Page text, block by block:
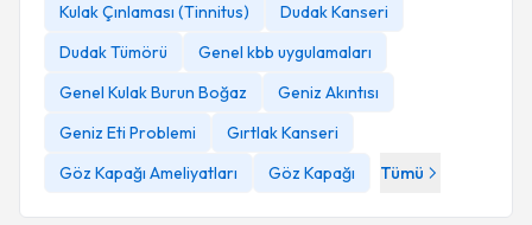
Kulak Çınlaması (Tinnitus)
Dudak Kanseri
Dudak Tümörü
Genel kbb uygulamaları
Genel Kulak Burun Boğaz
Geniz Akıntısı
Geniz Eti Problemi
Gırtlak Kanseri
Göz Kapağı Ameliyatları
Göz Kapağı Tümü